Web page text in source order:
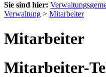
Sie sind hier:
Verwaltung > Mitarbeiter
Mitarbeiter
Mitarbeiter-